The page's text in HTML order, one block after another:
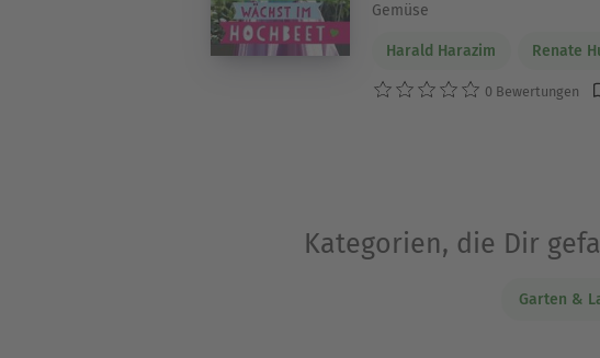
Gemüse
Harald Harazim Renate
0 Bewertungen
Kategorien, die Dir
Garten &